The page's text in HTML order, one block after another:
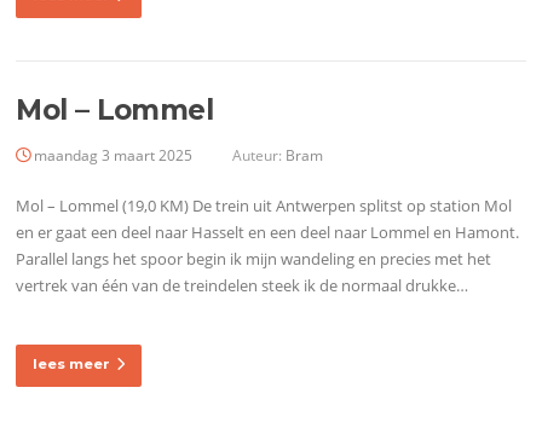
Mol – Lommel
maandag 3 maart 2025 Auteur: Bram
Mol – Lommel (19,0 KM) De trein uit Antwerpen splitst op station Mol
en er gaat een deel naar Hasselt en een deel naar Lommel en Hamont.
Parallel langs het spoor begin ik mijn wandeling en precies met het
vertrek van één van de treindelen steek ik de normaal drukke…
lees meer